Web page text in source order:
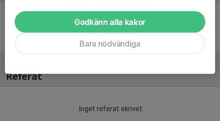
Daniel HolmbergHuvudtränare
Lagledare
Referat
Inget referat skrivet
Godkänn alla kakor
Bara nödvändiga